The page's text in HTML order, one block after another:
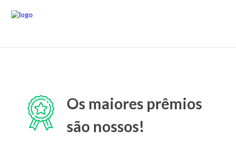
Os maiores prêmios
são nossos!